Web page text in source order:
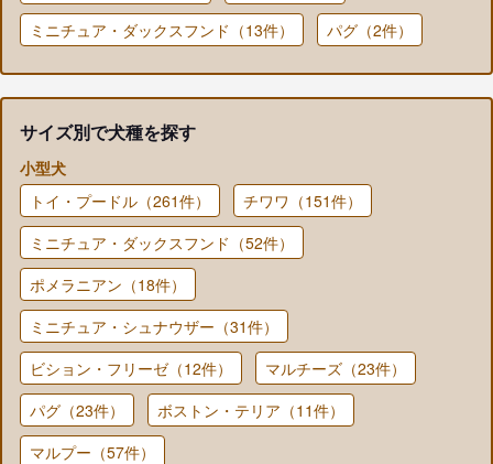
ミニチュア・ダックスフンド（13件）
パグ（2件）
サイズ別で犬種を探す
小型犬
トイ・プードル（261件）
チワワ（151件）
ミニチュア・ダックスフンド（52件）
ポメラニアン（18件）
ミニチュア・シュナウザー（31件）
ビション・フリーゼ（12件）
マルチーズ（23件）
パグ（23件）
ボストン・テリア（11件）
マルプー（57件）